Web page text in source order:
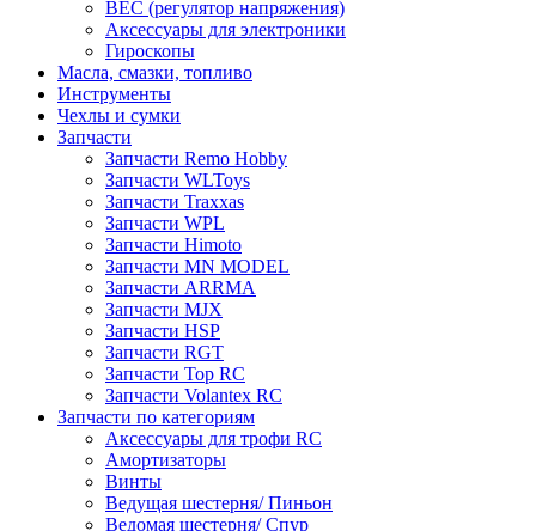
BEC (регулятор напряжения)
Аксессуары для электроники
Гироскопы
Масла, смазки, топливо
Инструменты
Чехлы и сумки
Запчасти
Запчасти Remo Hobby
Запчасти WLToys
Запчасти Traxxas
Запчасти WPL
Запчасти Himoto
Запчасти MN MODEL
Запчасти ARRMA
Запчасти MJX
Запчасти HSP
Запчасти RGT
Запчасти Top RC
Запчасти Volantex RC
Запчасти по категориям
Аксессуары для трофи RC
Амортизаторы
Винты
Ведущая шестерня/ Пиньон
Ведомая шестерня/ Спур